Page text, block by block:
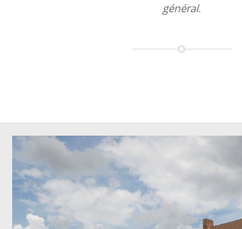
général.